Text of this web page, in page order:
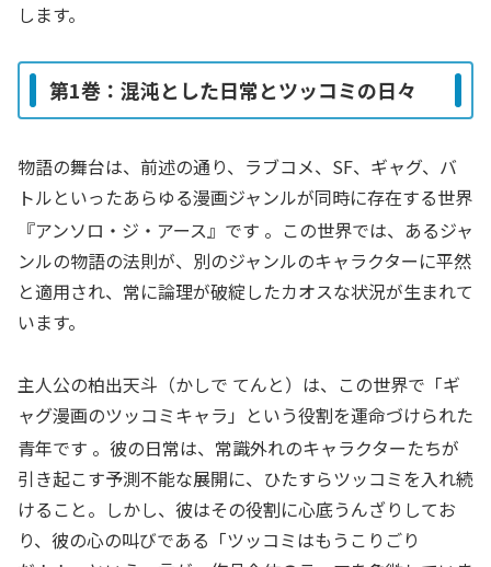
します。
第1巻：混沌とした日常とツッコミの日々
物語の舞台は、前述の通り、ラブコメ、SF、ギャグ、バ
トルといったあらゆる漫画ジャンルが同時に存在する世界
『アンソロ・ジ・アース』です 。この世界では、あるジャ
ンルの物語の法則が、別のジャンルのキャラクターに平然
と適用され、常に論理が破綻したカオスな状況が生まれて
います。
主人公の柏出天斗（かしで てんと）は、この世界で「ギ
ャグ漫画のツッコミキャラ」という役割を運命づけられた
青年です 。彼の日常は、常識外れのキャラクターたちが
引き起こす予測不能な展開に、ひたすらツッコミを入れ続
けること。しかし、彼はその役割に心底うんざりしてお
り、彼の心の叫びである「ツッコミはもうこりごり